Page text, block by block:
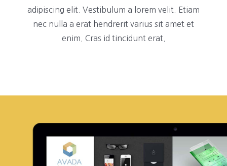
adipiscing elit. Vestibulum a lorem velit. Etiam
nec nulla a erat hendrerit varius sit amet et
enim. Cras id tincidunt erat.